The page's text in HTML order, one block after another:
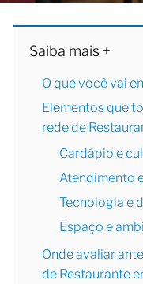
Saiba mais +
O que você vai
Elementos que
rede de
Cardápio e
Atendimento
Tecnologia e
Espaço e
Onde avaliar
de Restaurante